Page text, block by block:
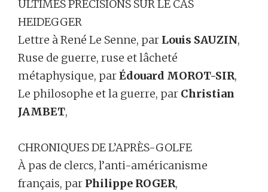
ULTIMES PRÉCISIONS SUR LE CAS
HEIDEGGER
Lettre à René Le Senne, par Louis SAUZIN,
Ruse de guerre, ruse et lâcheté
métaphysique, parÉdouard MOROT-SIR,
Le philosophe et la guerre, par Christian
JAMBET,
CHRONIQUES DE L’APRÈS-GOLFE
À pas de clercs, l’anti-américanisme
français, par Philippe ROGER,